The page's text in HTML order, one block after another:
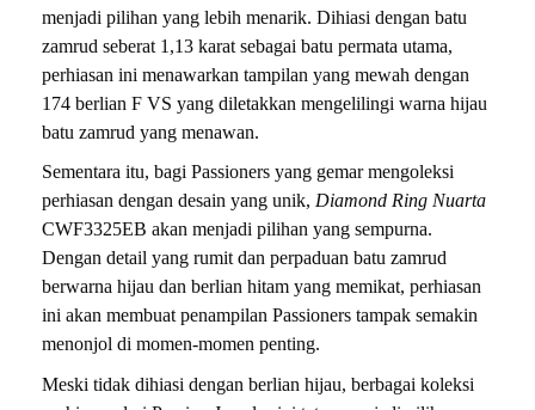
menjadi pilihan yang lebih menarik. Dihiasi dengan batu
zamrud seberat 1,13 karat sebagai batu permata utama,
perhiasan ini menawarkan tampilan yang mewah dengan
174 berlian F VS yang diletakkan mengelilingi warna hijau
batu zamrud yang menawan.
Sementara itu, bagi Passioners yang gemar mengoleksi
perhiasan dengan desain yang unik, Diamond Ring Nuarta
CWF3325EB akan menjadi pilihan yang sempurna.
Dengan detail yang rumit dan perpaduan batu zamrud
berwarna hijau dan berlian hitam yang memikat, perhiasan
ini akan membuat penampilan Passioners tampak semakin
menonjol di momen-momen penting.
Meski tidak dihiasi dengan berlian hijau, berbagai koleksi